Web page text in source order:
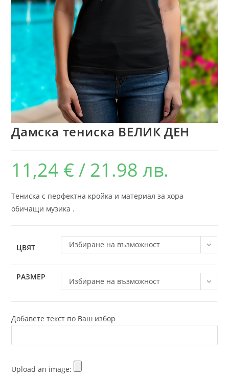
Дамска тениска ВЕЛИК ДЕН
11,24 € / 21.98 лв.
Тениска с перфектна кройка и материал за хора
обичащи музика .
ЦВЯТ Избиране на възможност
РАЗМЕР Избиране на възможност
Добавете текст по Ваш избор
Upload an image: